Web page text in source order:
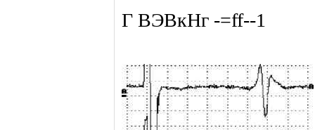
Г ВЭВкНг -=ff--1